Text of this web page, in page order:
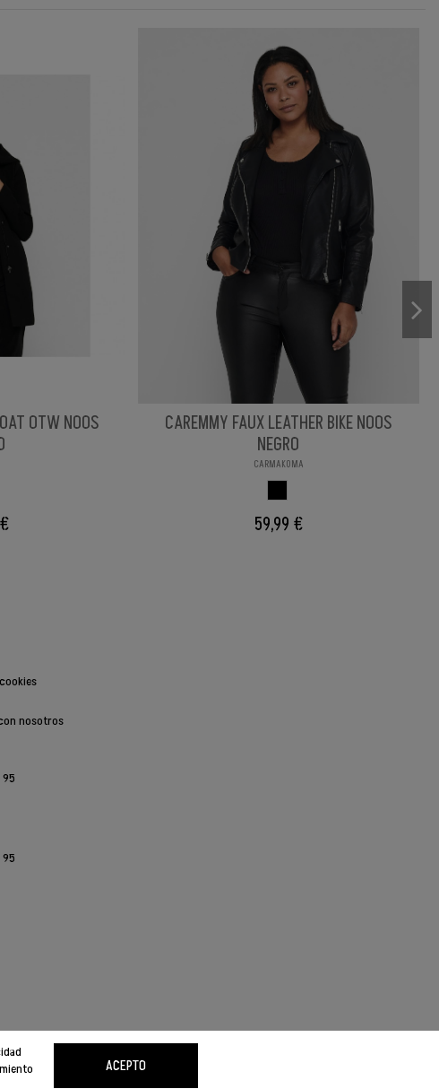
OTW NOOS
CAREMMY FAUX LEATHER BIKE NOOS
NEGRO
CARMAKOMA
59,99 €
nosotros
ACEPTO